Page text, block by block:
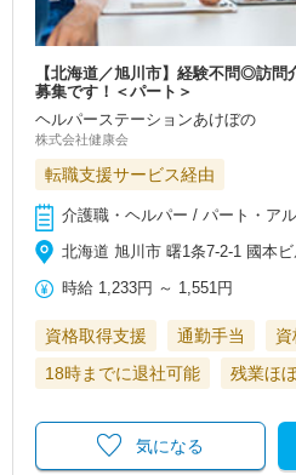
【北海道／旭川市】経験不問◎訪
募集です！＜パート＞
ヘルパーステーションあけぼの
株式会社健康会
転職支援サービス経由
介護職・ヘルパー / パート・ア
北海道 旭川市 曙1条7‐2‐1 國本
時給 1,233円 ～ 1,551円
資格取得支援 通勤手当
資
18時までに退社可能
残業ほ
気になる